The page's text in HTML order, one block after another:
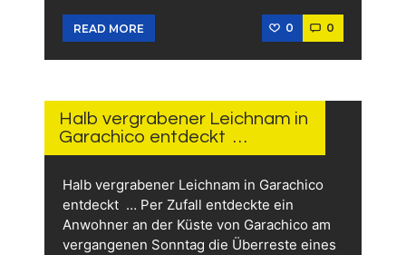
READ MORE 0 0
AGO
Halb vergrabener Leichnam in
Garachico entdeckt …
Halb vergrabener Leichnam in Garachico
entdeckt … Per Zufall entdeckte ein
Anwohner an der Küste von Garachico am
vergangenen Sonntag die Überreste eines